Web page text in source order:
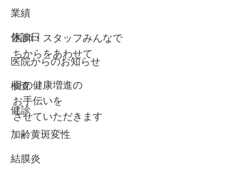
業績
休診日
医院からのお知らせ
検査
健診
加齢黄斑変性
結膜炎
医師・スタッフみんなで
ちからをあわせて
目の健康増進の
お手伝いを
させていただきます